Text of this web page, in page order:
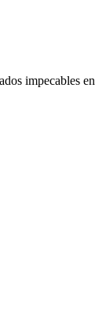
impecables en